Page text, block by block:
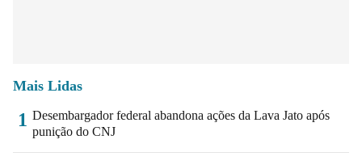
Mais Lidas
1 Desembargador federal abandona ações da Lava Jato após
punição do CNJ